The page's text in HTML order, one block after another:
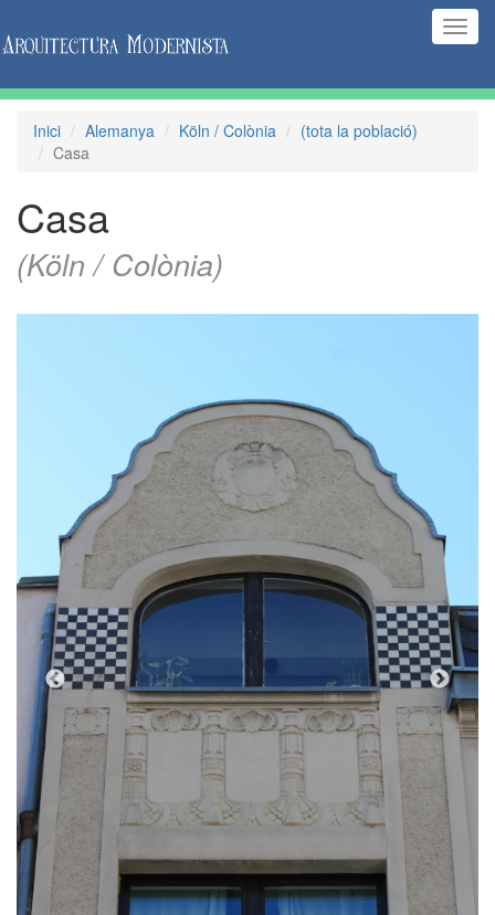
Inici Alemanya Köln / Colònia
(tota la població)
Casa
Casa
(Köln / Colònia)
(Foto: Juan Felipe Holgado Perez, 2025)